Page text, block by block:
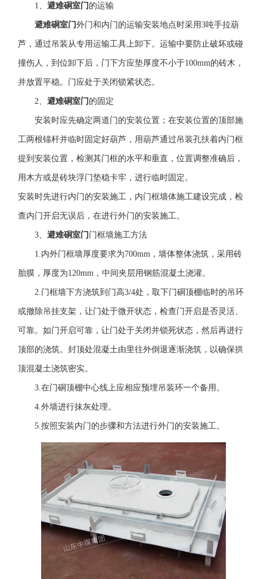
1、 避难硐室门 的运输
避难硐室门外门和内门的运输安装地点时采用3吨手拉葫
芦，通过吊装从专用运输工具上卸下。运输中要防止破坏或碰
撞伤人，到位卸下后，门下方应垫厚度不小于100mm的砖木，
并放置平稳。门应处于关闭锁紧状态。
2、 避难硐室门 的固定
安装时应先确定两道门的安装位置；在安装位置的顶部施
工两根锚杆并临时固定好葫芦，用葫芦通过吊装孔扶着内门框
提到安装位置，检测其门框的水平和垂直，位置调整准确后，
用木方或是砖块浮门垫稳卡牢，进行临时固定。
安装时先进行内门的安装施工，内门框墙体施工建设完成，检
查内门开启无误后，在进行外门的安装施工。
3、 避难硐室门 门框墙施工方法
1.内外门框墙厚度要求为700mm，墙体整体浇筑，采用砖
胎膜，厚度为120mm，中间夹层用钢筋混凝土浇灌。
2.门框墙下方浇筑到门高3/4处，取下门硐顶棚临时的吊环
或撤除吊挂支架，让门处于微开状态，检查门开启是否灵活、
可靠。如门开启可靠，让门处于关闭并锁死状态，然后再进行
顶部的浇筑。封顶处混凝土由里往外倒退逐渐浇筑，以确保拱
顶混凝土浇筑密实。
3.在门硐顶棚中心线上应相应预埋吊装环一个备用。
4.外墙进行抹灰处理。
5.按照安装内门的步骤和方法进行外门的安装施工。